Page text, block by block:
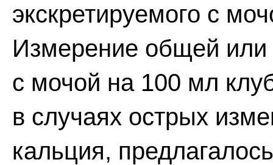
экскретируемого с
Измерение общей
с мочой на 100 мл
в случаях острых
кальция,